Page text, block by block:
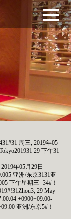
周三, 2019年05
29 下午31
年05月29日
亚洲/东京3131亚
下午星期三=34#！
29 May
+0900+09:00-
亚洲/东京5#！